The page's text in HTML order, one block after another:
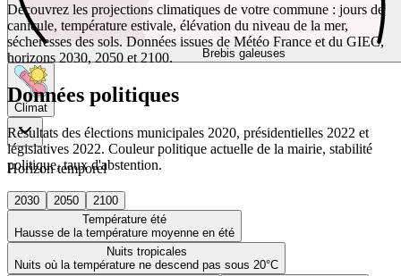
Brebis galeuses
Climat
Horizon temporel
2030 2050
2100
Température été
Hausse de la température moyenne en été
Nuits tropicales
Nuits où la température ne descend pas sous 20°C
Découvrez les projections climatiques de votre commune : jours de
canicule, température estivale, élévation du niveau de la mer,
sécheresses des sols. Données issues de Météo France et du GIEC,
horizons 2030, 2050 et 2100.
Données politiques
Résultats des élections municipales 2020, présidentielles 2022 et
législatives 2022. Couleur politique actuelle de la mairie, stabilité
politique, taux d'abstention.